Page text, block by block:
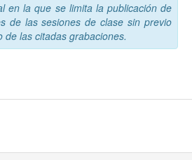
en la que se limita la publicación de
de las sesiones de clase sin previo
las citadas grabaciones.